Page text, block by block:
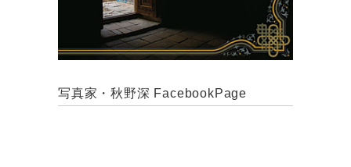
写真家・秋野深 FacebookPage